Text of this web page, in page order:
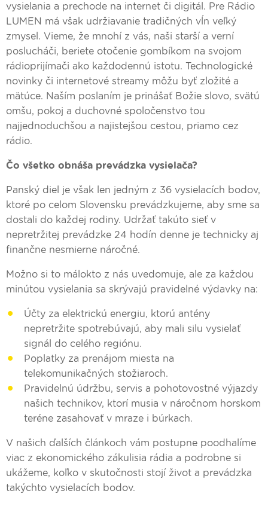
vysielania a prechode na internet či digitál. Pre Rádio
LUMEN má však udržiavanie tradičných vĺn veľký
zmysel. Vieme, že mnohí z vás, naši starší a verní
poslucháči, beriete otočenie gombíkom na svojom
rádioprijímači ako každodennú istotu. Technologické
novinky či internetové streamy môžu byť zložité a
mätúce. Naším poslaním je prinášať Božie slovo, svätú
omšu, pokoj a duchovné spoločenstvo tou
najjednoduchšou a najistejšou cestou, priamo cez
rádio.
Čo všetko obnáša prevádzka vysielača?
Panský diel je však len jedným z 36 vysielacích bodov,
ktoré po celom Slovensku prevádzkujeme, aby sme sa
dostali do každej rodiny. Udržať takúto sieť v
nepretržitej prevádzke 24 hodín denne je technicky aj
finančne nesmierne náročné.
Možno si to málokto z nás uvedomuje, ale za každou
minútou vysielania sa skrývajú pravidelné výdavky na:
Účty za elektrickú energiu, ktorú antény
nepretržite spotrebúvajú, aby mali silu vysielať
signál do celého regiónu.
Poplatky za prenájom miesta na
telekomunikačných stožiaroch.
Pravidelnú údržbu, servis a pohotovostné výjazdy
našich technikov, ktorí musia v náročnom horskom
teréne zasahovať v mraze i búrkach.
V našich ďalších článkoch vám postupne poodhalíme
viac z ekonomického zákulisia rádia a podrobne si
ukážeme, koľko v skutočnosti stojí život a prevádzka
takýchto vysielacích bodov.